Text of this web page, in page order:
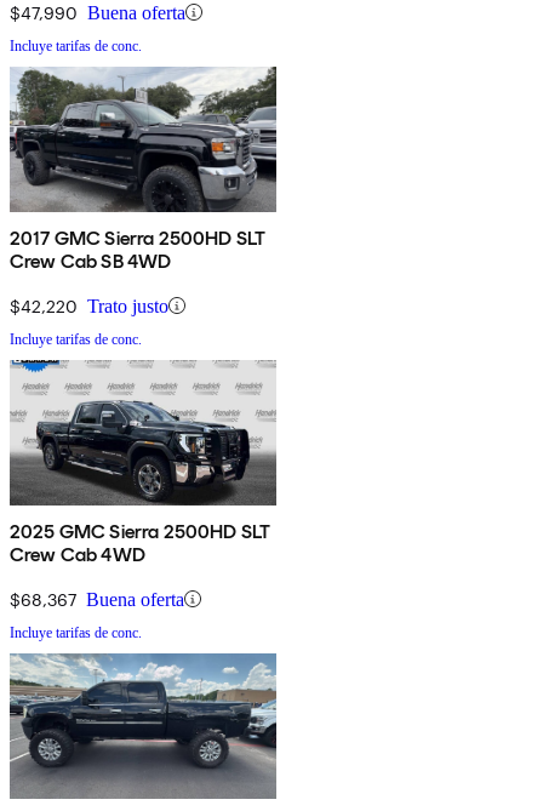
$47,990 Buena oferta
Incluye tarifas de conc.
2017 GMC Sierra 2500HD SLT
Crew Cab SB 4WD
$42,220 Trato justo
Incluye tarifas de conc.
2025 GMC Sierra 2500HD SLT
Crew Cab 4WD
$68,367 Buena oferta
Incluye tarifas de conc.